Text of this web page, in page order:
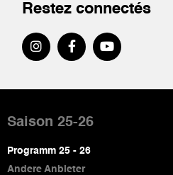
Restez connectés
de
page
Saison 25-26
Programm 25 - 26
Andere Anbieter